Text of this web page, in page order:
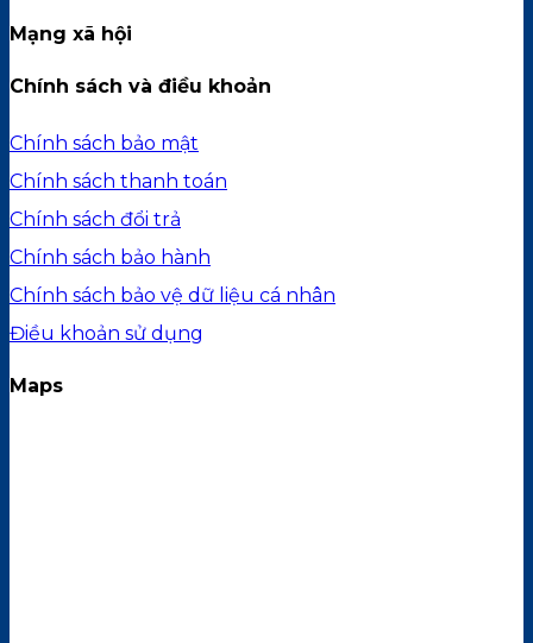
Mạng xã hội
Chính sách và điều khoản
Chính sách bảo mật
Chính sách thanh toán
Chính sách đổi trả
Chính sách bảo hành
Chính sách bảo vệ dữ liệu cá nhân
Điều khoản sử dụng
Maps